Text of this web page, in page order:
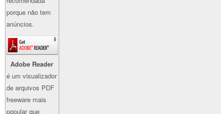
porque não tem
anúncios.
Adobe Reader
é um visualizador
de arquivos PDF
freeware mais
popular que